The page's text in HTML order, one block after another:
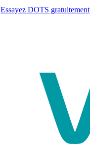
Essayez DOTS gratuitement